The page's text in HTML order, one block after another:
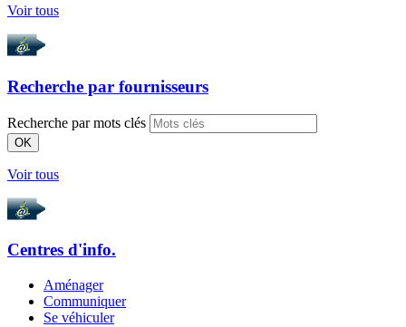
Voir tous
Recherche par fournisseurs
Recherche par mots clés
OK
Voir tous
Centres d'info.
Aménager
Communiquer
Se véhiculer